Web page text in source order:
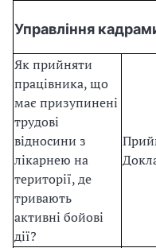
Управління
Як прийняти
працівника, що
має призупинені
трудові
відносини з
лікарнею на
території, де
тривають
активні бойові
дії?